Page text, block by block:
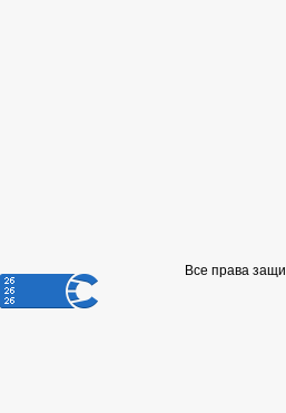
Все права